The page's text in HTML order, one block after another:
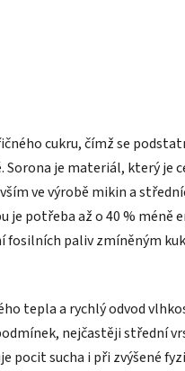
cukru, čímž se
Sorona je materiál, který je
ve výrobě mikin a
potřeba až o 40 % méně
fosilních paliv zmíněným
tepla a rychlý odvod
nejčastěji střední
pocit sucha i při zvýšené